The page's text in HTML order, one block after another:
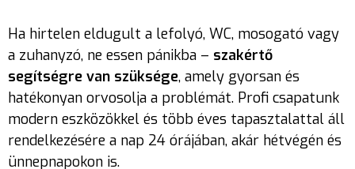
Ha hirtelen eldugult a lefolyó, WC, mosogató vagy
a zuhanyzó, ne essen pánikba – szakértő
segítségre van szüksége, amely gyorsan és
hatékonyan orvosolja a problémát. Profi csapatunk
modern eszközökkel és több éves tapasztalattal áll
rendelkezésére a nap 24 órájában, akár hétvégén és
ünnepnapokon is.